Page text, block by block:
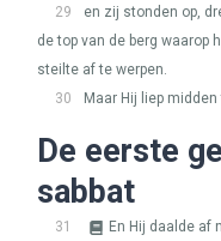
29
en zij stonden op,
de top van de berg waarop
steilte af te werpen.
30
Maar Hij liep
De eerste
sabbat
31
En Hij daalde af